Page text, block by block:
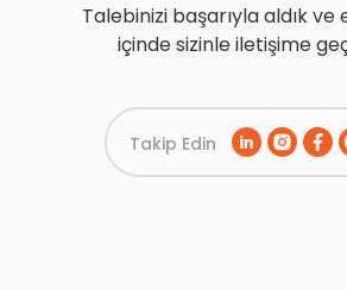
Talebinizi başarıyla aldık ve
içinde sizinle iletişime
Takip Edin